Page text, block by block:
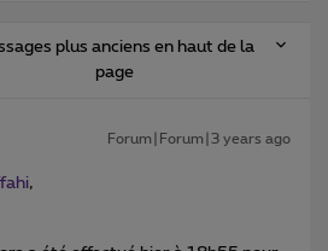
plus anciens en haut de la
page
Forum|Forum|3 years ago
,